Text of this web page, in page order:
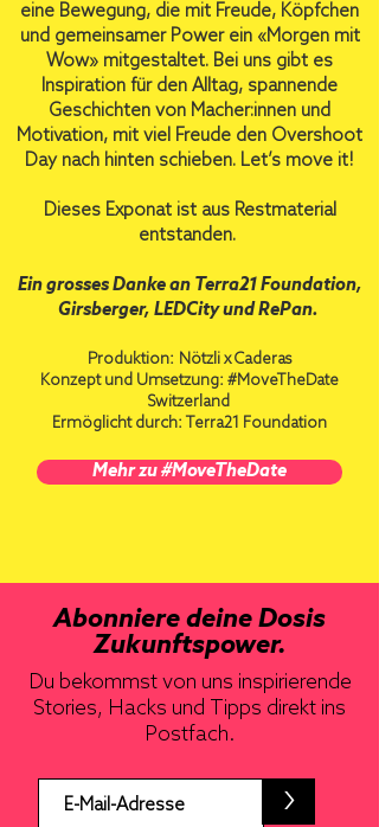
eine Bewegung, die mit Freude, Köpfchen
und gemeinsamer Power ein «Morgen mit
Wow» mitgestaltet. Bei uns gibt es
Inspiration für den Alltag, spannende
Geschichten von Macher:innen und
Motivation, mit viel Freude den Overshoot
Day nach hinten schieben. Let’s move it!
Dieses Exponat ist aus Restmaterial
entstanden.
Ein grosses Danke an Terra21 Foundation,
Girsberger, LEDCity und RePan.
Produktion: Nötzli x Caderas
Konzept und Umsetzung: #MoveTheDate
Switzerland
Ermöglicht durch: Terra21 Foundation
Mehr zu #MoveTheDate
Abonniere deine Dosis
Zukunftspower.
Du bekommst von uns inspirierende
Stories, Hacks und Tipps direkt ins
Postfach.
>